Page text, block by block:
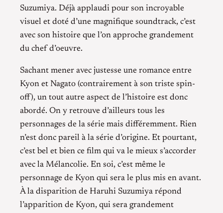
Suzumiya. Déjà applaudi pour son incroyable
visuel et doté d’une magnifique soundtrack, c’est
avec son histoire que l’on approche grandement
du chef d’oeuvre.
Sachant mener avec justesse une romance entre
Kyon et Nagato (contrairement à son triste spin-
off), un tout autre aspect de l’histoire est donc
abordé. On y retrouve d’ailleurs tous les
personnages de la série mais différemment. Rien
n’est donc pareil à la série d’origine. Et pourtant,
c’est bel et bien ce film qui va le mieux s’accorder
avec la Mélancolie. En soi, c’est même le
personnage de Kyon qui sera le plus mis en avant.
À la disparition de Haruhi Suzumiya répond
l’apparition de Kyon, qui sera grandement